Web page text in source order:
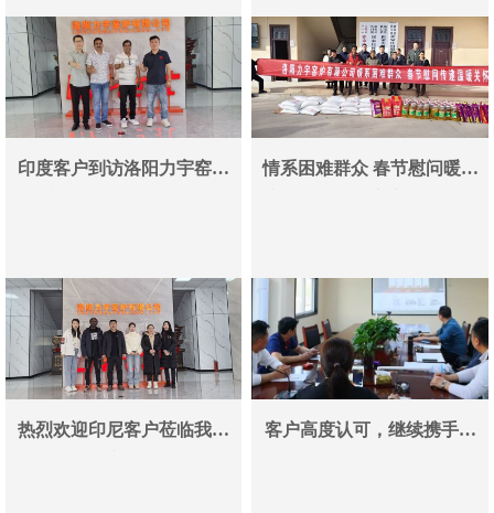
印度客户到访洛阳力宇窑炉
情系困难群众 春节慰问暖人
热烈欢迎印尼客户莅临我司
客户高度认可，继续携手同